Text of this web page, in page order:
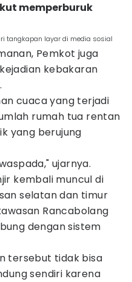
memperburuk
tangkapan layar di media sosial
Pemkot juga
kebakaran
cuaca yang terjadi
rumah tua rentan
yang berujung
ujarnya.
kembali muncul di
selatan dan timur
Rancabolang
dengan sistem
tersebut tidak bisa
sendiri karena